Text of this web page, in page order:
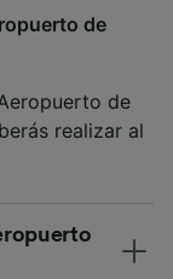
de
de
realizar al